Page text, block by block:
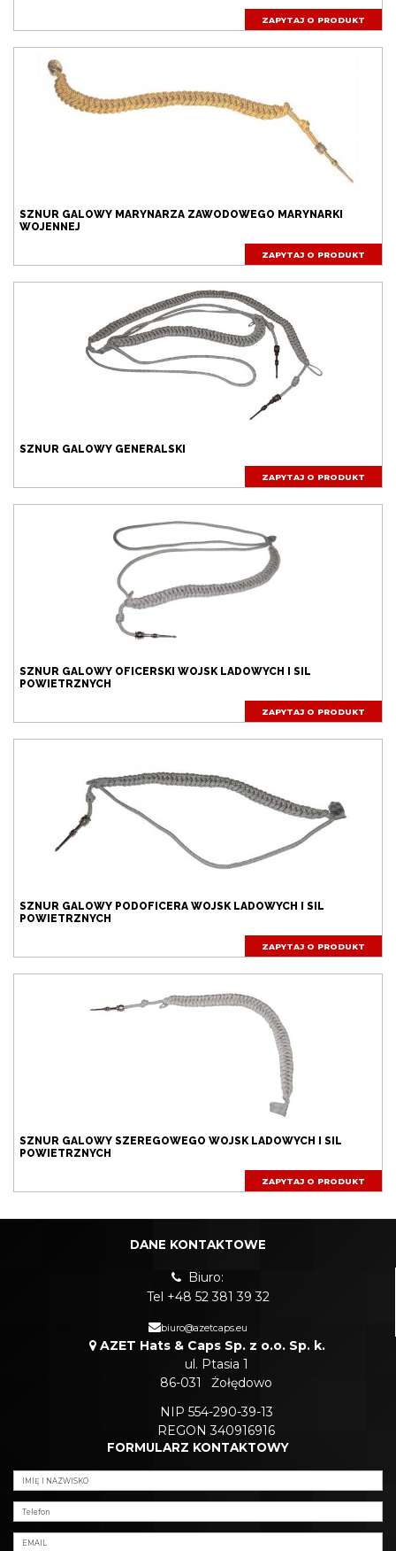
ZAPYTAJ O PRODUKT
SZNUR GALOWY MARYNARZA ZAWODOWEGO MARYNARKI
WOJENNEJ
ZAPYTAJ O PRODUKT
SZNUR GALOWY GENERALSKI
ZAPYTAJ O PRODUKT
SZNUR GALOWY OFICERSKI WOJSK LADOWYCH I SIL
POWIETRZNYCH
ZAPYTAJ O PRODUKT
SZNUR GALOWY PODOFICERA WOJSK LADOWYCH I SIL
POWIETRZNYCH
ZAPYTAJ O PRODUKT
SZNUR GALOWY SZEREGOWEGO WOJSK LADOWYCH I SIL
POWIETRZNYCH
ZAPYTAJ O PRODUKT
Dodano do zapytania produktowego
Zapytanie produktowe zostało wysłane
DANE KONTAKTOWE
Biuro:
Tel +48 52 381 39 32
biuro@azetcaps.eu
AZET Hats & Caps Sp. z o.o. Sp. k.
ul. Ptasia 1
86-031
Żołędowo
NIP 554-290-39-13
REGON 340916916
FORMULARZ KONTAKTOWY